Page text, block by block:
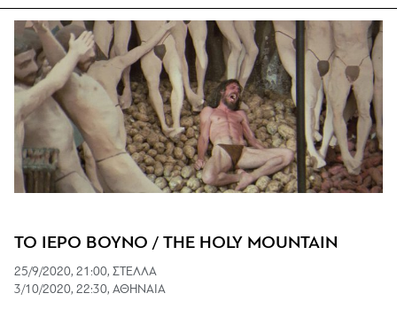
ΤΟ ΙΕΡΟ ΒΟΥΝΟ / THE HOLY MOUNTAIN
25/9/2020, 21:00, ΣΤΕΛΛΑ
3/10/2020, 22:30, ΑΘΗΝΑΙΑ